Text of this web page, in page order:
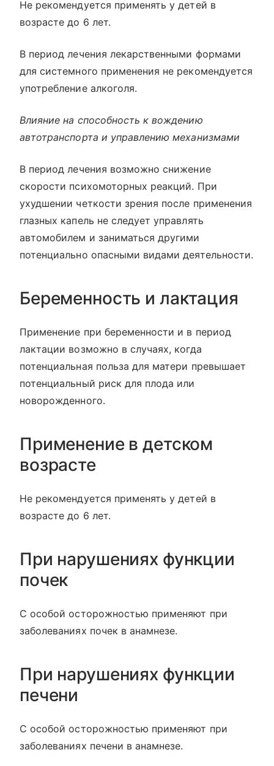
Не рекомендуется применять у детей в
возрасте до 6 лет.
В период лечения лекарственными формами
для системного применения не рекомендуется
употребление алкоголя.
Влияние на способность к вождению
автотранспорта и управлению механизмами
В период лечения возможно снижение
скорости психомоторных реакций. При
ухудшении четкости зрения после применения
глазных капель не следует управлять
автомобилем и заниматься другими
потенциально опасными видами деятельности.
Беременность и лактация
Применение при беременности и в период
лактации возможно в случаях, когда
потенциальная польза для матери превышает
потенциальный риск для плода или
новорожденного.
Применение в детском
возрасте
Не рекомендуется применять у детей в
возрасте до 6 лет.
При нарушениях функции
почек
С особой осторожностью применяют при
заболеваниях почек в анамнезе.
При нарушениях функции
печени
С особой осторожностью применяют при
заболеваниях печени в анамнезе.